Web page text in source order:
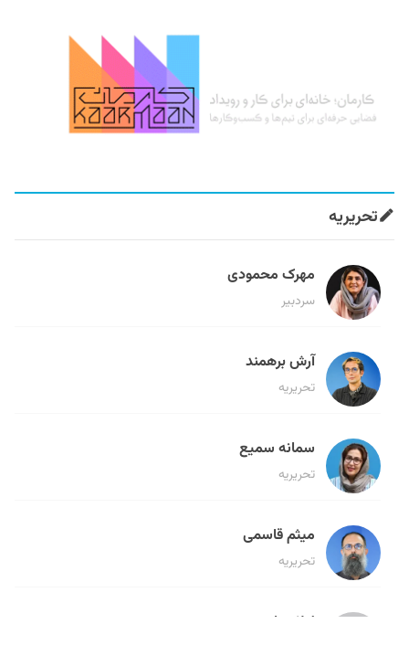
تحریریه
مهرک محمودی
سردبیر
آرش برهمند
تحریریه
سمانه سمیع
تحریریه
میثم قاسمی
تحریریه
لیلا حنارود